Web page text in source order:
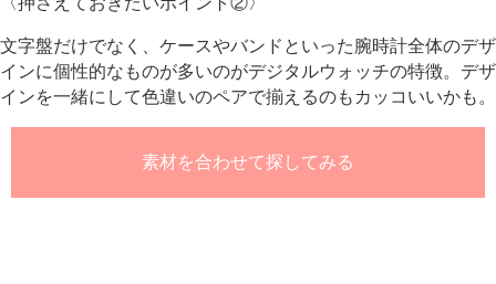
文字盤だけでなく、ケースやバンドといった腕時計全体のデザ
インに個性的なものが多いのがデジタルウォッチの特徴。デザ
インを一緒にして色違いのペアで揃えるのもカッコいいかも。
素材を合わせて探してみる